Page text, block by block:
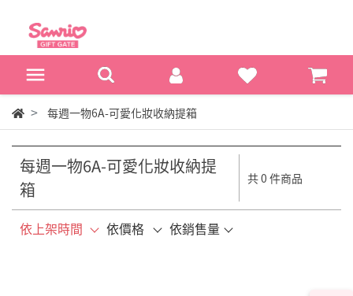
每週一物6A-可愛化妝收納提箱
每週一物6A-可愛化妝收納提
箱
共 0 件商品
依上架時間 依價格 依銷售量